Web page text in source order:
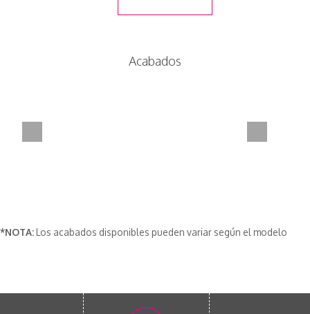
Acabados
*NOTA:Los acabados disponibles pueden variar según el modelo